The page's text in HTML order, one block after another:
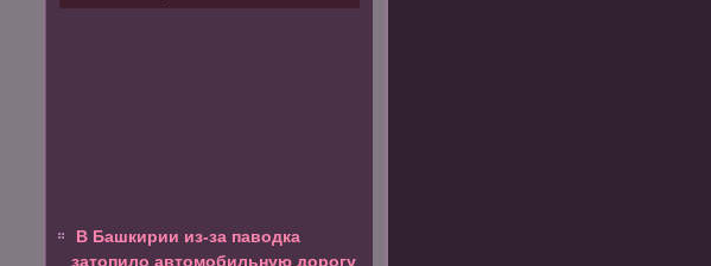
В Башкирии из-за паводка
затопило автомобильную дорогу